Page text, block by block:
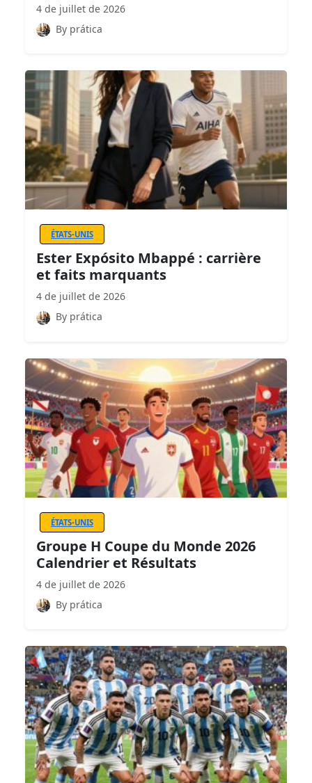
4 de juillet de 2026
By prática
ÉTATS-UNIS
Ester Expósito Mbappé : carrière
et faits marquants
4 de juillet de 2026
By prática
ÉTATS-UNIS
Groupe H Coupe du Monde 2026
Calendrier et Résultats
4 de juillet de 2026
By prática